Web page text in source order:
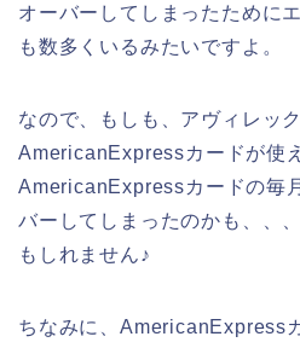
オーバーしてしまったために
も数多くいるみたいですよ。
なので、もしも、アヴィレッ
AmericanExpressカードが使
AmericanExpressカードの毎
バーしてしまったのかも、、
もしれません♪
ちなみに、AmericanExpress